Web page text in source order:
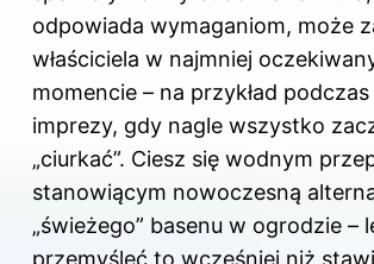
odpowiada wymaganiom, może
właściciela w najmniej
momencie – na przykład
imprezy, gdy nagle wszystko
„ciurkać”. Ciesz się wodnym
stanowiącym nowoczesną
„świeżego” basenu w ogrodzie –
przemyśleć to wcześniej niż